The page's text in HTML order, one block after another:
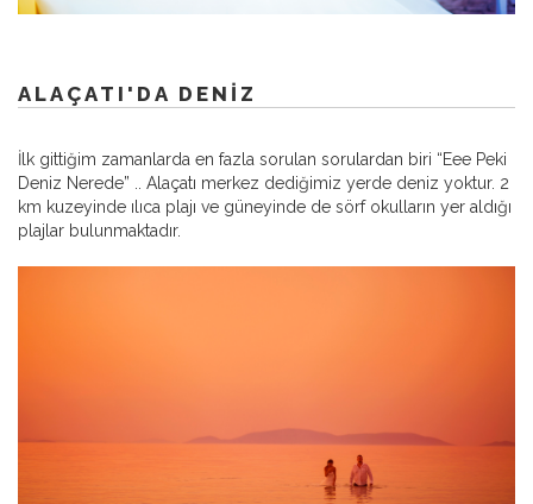
ALAÇATI'DA DENIZ
İlk gittiğim zamanlarda en fazla sorulan sorulardan biri “Eee Peki
Deniz Nerede” .. Alaçatı merkez dediğimiz yerde deniz yoktur. 2
km kuzeyinde ılıca plajı ve güneyinde de sörf okulların yer aldığı
plajlar bulunmaktadır.